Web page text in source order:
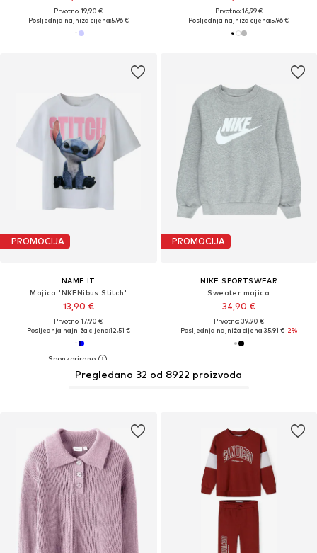
Prvotno: 19,90 €
Posljednja najniža cijena:5,96 €
Prvotno: 16,99 €
Posljednja najniža cijena:5,96 €
PROMOCIJA
NAME IT
Majica 'NKFNibus Stitch'
13,90 €
Prvotno: 17,90 €
Posljednja najniža cijena:12,51 €
PROMOCIJA
NIKE SPORTSWEAR
Sweater majica
34,90 €
Prvotno: 39,90 €
Posljednja najniža cijena:35,91 €-2%
Pregledano 32 od 8922 proizvoda